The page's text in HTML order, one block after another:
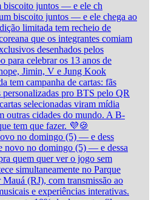
biscoito juntos — e ele ch
no domingo (5) — e dess